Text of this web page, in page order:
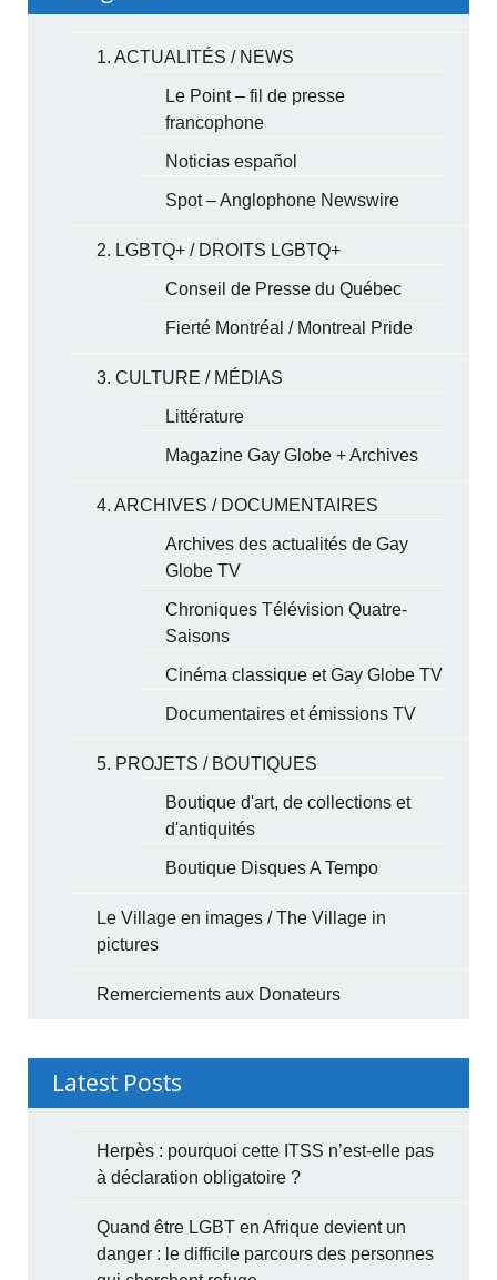
1. ACTUALITÉS / NEWS
Le Point – fil de presse
francophone
Noticias español
Spot – Anglophone Newswire
2. LGBTQ+ / DROITS LGBTQ+
Conseil de Presse du Québec
Fierté Montréal / Montreal Pride
3. CULTURE / MÉDIAS
Littérature
Magazine Gay Globe + Archives
4. ARCHIVES / DOCUMENTAIRES
Archives des actualités de Gay
Globe TV
Chroniques Télévision Quatre-
Saisons
Cinéma classique et Gay Globe TV
Documentaires et émissions TV
5. PROJETS / BOUTIQUES
Boutique d'art, de collections et
d'antiquités
Boutique Disques A Tempo
Le Village en images / The Village in
pictures
Remerciements aux Donateurs
Latest Posts
Herpès : pourquoi cette ITSS n’est-elle pas
à déclaration obligatoire ?
Quand être LGBT en Afrique devient un
danger : le difficile parcours des personnes